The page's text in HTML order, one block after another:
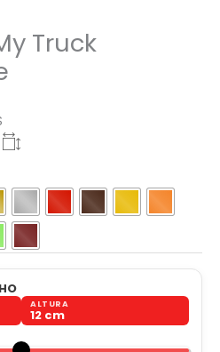
Truck
ALTURA
12 cm